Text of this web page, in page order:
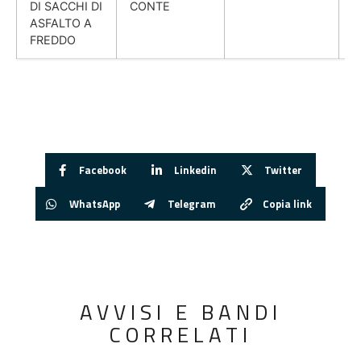
DI SACCHI DI
ASFALTO A
FREDDO
CONTE
Facebook Linkedin Twitter
WhatsApp Telegram Copia link
AVVISI E BANDI
CORRELATI